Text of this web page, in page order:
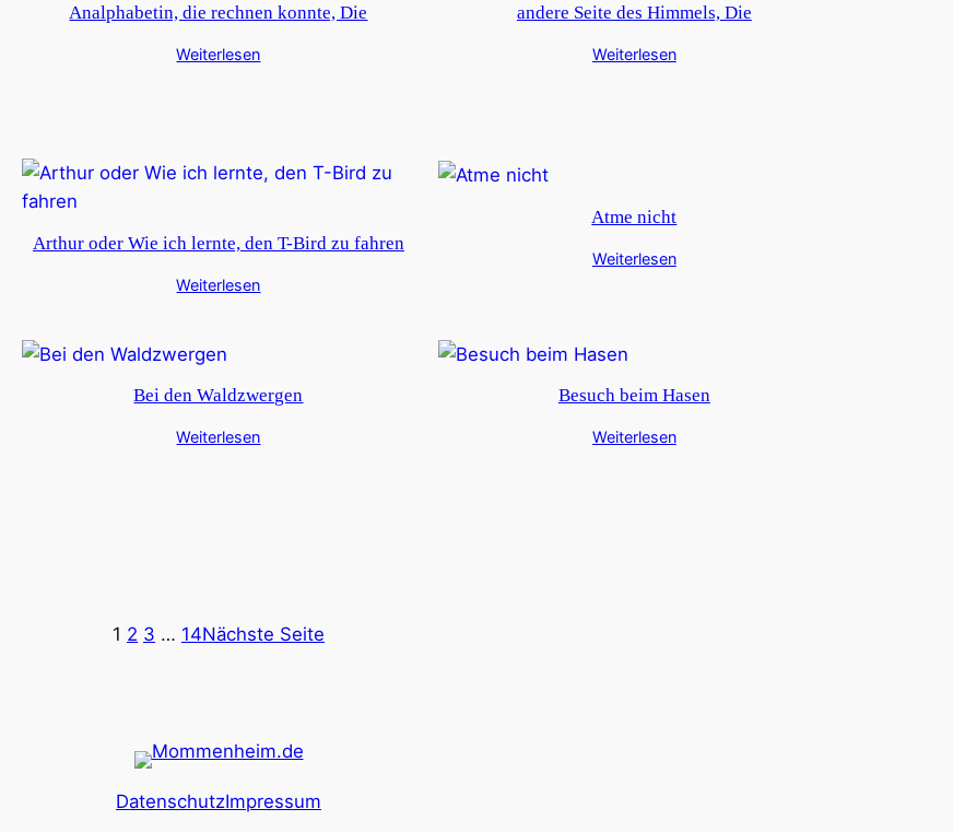
Analphabetin, die rechnen konnte, Die
Weiterlesen
andere Seite des Himmels, Die
Weiterlesen
Arthur oder Wie ich lernte, den T-Bird zu fahren
Weiterlesen
Atme nicht
Weiterlesen
Bei den Waldzwergen
Weiterlesen
Besuch beim Hasen
Weiterlesen
1 2 3 … 14Nächste Seite
DatenschutzImpressum